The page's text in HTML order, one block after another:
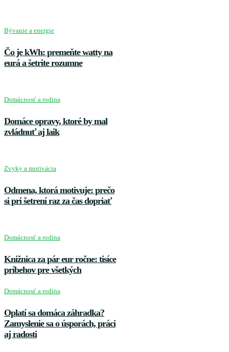
Bývanie a energie
Čo je kWh: premeňte watty na
eurá a šetrite rozumne
Domácnosť a rodina
Domáce opravy, ktoré by mal
zvládnuť aj laik
Zvyky a motivácia
Odmena, ktorá motivuje: prečo
si pri šetrení raz za čas dopriať
Domácnosť a rodina
Knižnica za pár eur ročne: tisíce
príbehov pre všetkých
Domácnosť a rodina
Oplatí sa domáca záhradka?
Zamyslenie sa o úsporách, práci
aj radosti